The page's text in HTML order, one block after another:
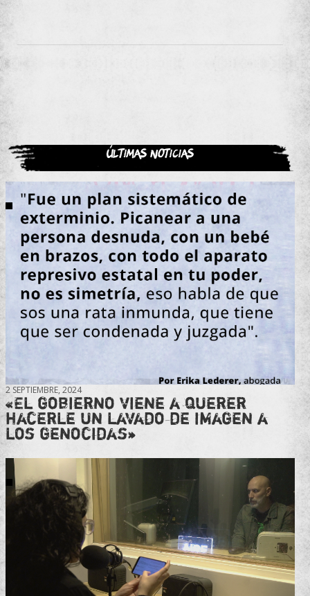
Últimas noticias
2 SEPTIEMBRE, 2024
«El gobierno viene a querer
hacerle un lavado de imagen a
los genocidas»